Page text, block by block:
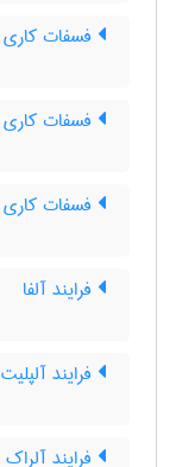
فسفات کاری
فسفات
فسفات
فرایند آلفا
فرایند آلپلیت
فرایند آلراک